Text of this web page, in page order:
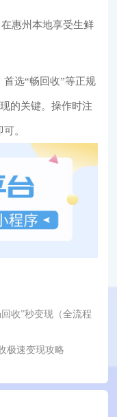
在惠州本地享受生鲜
选“畅回收”等正规
的关键。操作时注
。
收”秒变现（全流程
极速变现攻略